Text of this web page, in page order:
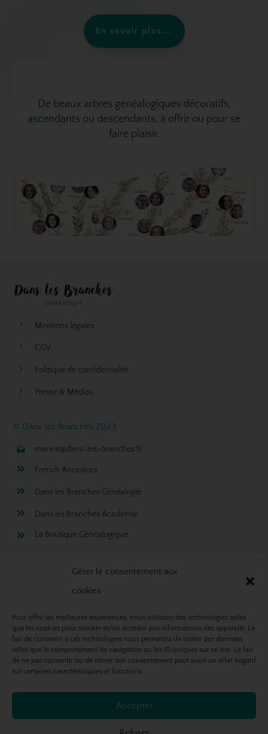
Gérer le consentement aux
cookies
Pour offrir les meilleures expériences, nous utilisons des technologies telles
que les cookies pour stocker et/ou accéder aux informations des appareils. Le
fait de consentir à ces technologies nous permettra de traiter des données
telles que le comportement de navigation ou les ID uniques sur ce site. Le fait
de ne pas consentir ou de retirer son consentement peut avoir un effet négatif
sur certaines caractéristiques et fonctions.
Accepter
En savoir plus...
De beaux arbres généalogiques décoratifs,
ascendants ou descendants, à offrir ou pour se
faire plaisir.
Mentions légales
CGV
Politique de confidentialité
Presse & Médias
© Dans les Branches 2023
marine@dans-les-branches.fr
French Ancestors
Dans les Branches Généalogie
Dans les Branches Académie
La Boutique Généalogique
Rejoignez ma newsletter!
S'abonner